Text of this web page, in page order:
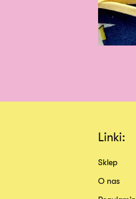
Linki:
Sklep
O nas